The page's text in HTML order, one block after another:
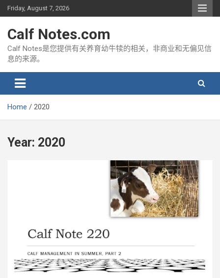
Skip
to
Friday, August 7, 2026
Calf Notes.com
Calf Notes是您提供有关养育幼牛犊的相关，非商业和无偏见信
息的来源。
Home 2020
Year: 2020